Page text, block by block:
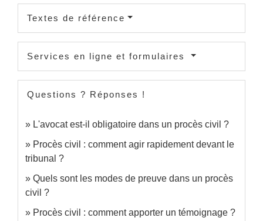
Textes de référence
Services en ligne et formulaires
Questions ? Réponses !
L'avocat est-il obligatoire dans un procès civil ?
Procès civil : comment agir rapidement devant le
tribunal ?
Quels sont les modes de preuve dans un procès
civil ?
Procès civil : comment apporter un témoignage ?